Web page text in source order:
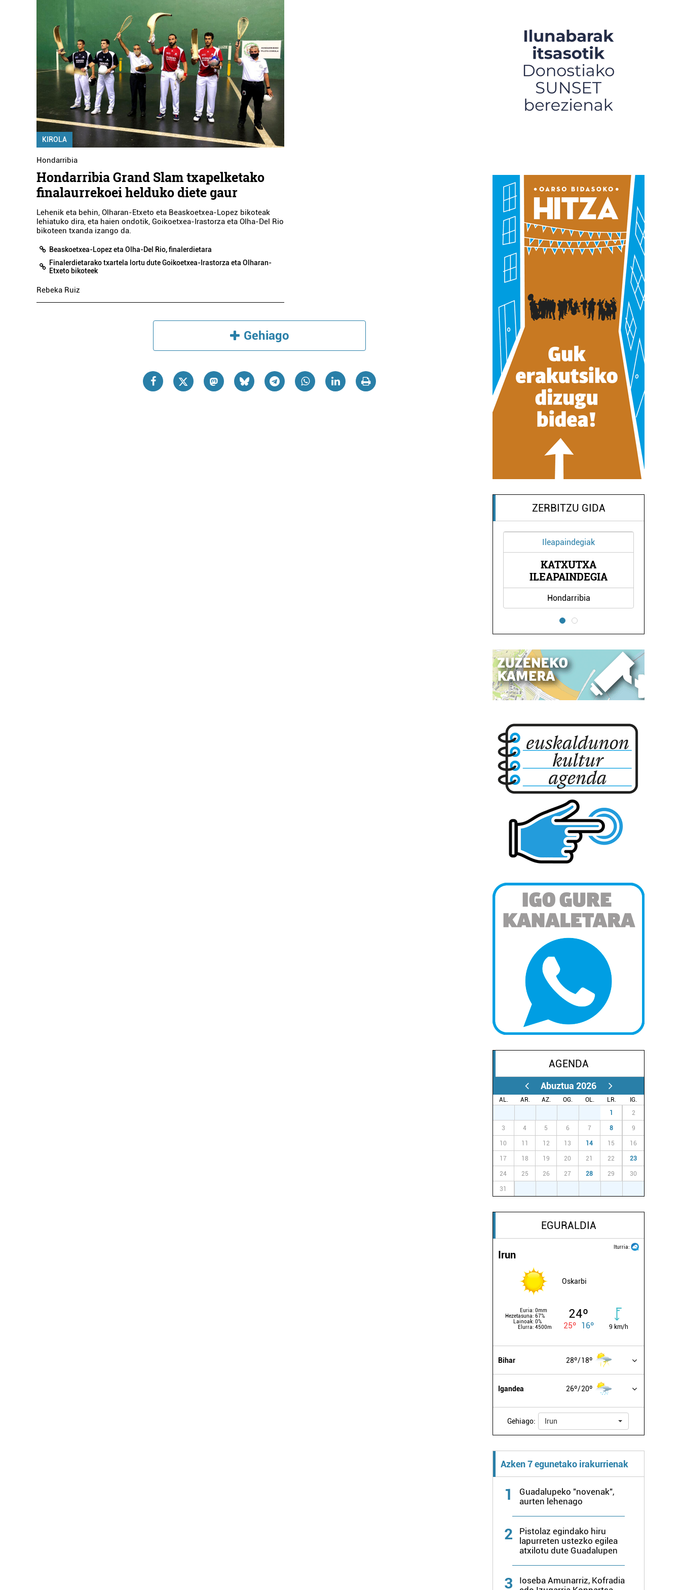
KIROLA
Hondarribia
Hondarribia Grand Slam txapelketako
finalaurrekoei helduko diete gaur
Lehenik eta behin, Olharan-Etxeto eta Beaskoetxea-Lopez bikoteak
lehiatuko dira, eta haien ondotik, Goikoetxea-Irastorza eta Olha-Del Rio
bikoteen txanda izango da.
Beaskoetxea-Lopez eta Olha-Del Rio, finalerdietara
Finalerdietarako txartela lortu dute Goikoetxea-Irastorza eta Olharan-
Etxeto bikoteek
Rebeka Ruiz
Gehiago
ZERBITZU GIDA
KASTRO BERRI
AGENDA
Abuztua 2026
AL. AR. AZ. OG. OL. LR.
IG.
1 2
3 4 5 6 7 8 9
10 11 12 13 14 15 16
17 18 19 20 21 22 23
24 25 26 27 28 29 30
31
EGURALDIA
Iturria:
Irun
Oskarbi
Euria: 0mm
Hezetasuna: 67%
Lainoak: 0%
Elurra: 4500m
24º
25º 16º 9 km/h
Bihar 28º 18º
Igandea 26º 20º
Gehiago: Irun
Azken 7 egunetako irakurrienak
1
Guadalupeko "novenak",
aurten lehenago
2
Pistolaz egindako hiru
lapurreten ustezko egilea
atxilotu dute Guadalupen
3
Ioseba Amunarriz, Kofradia